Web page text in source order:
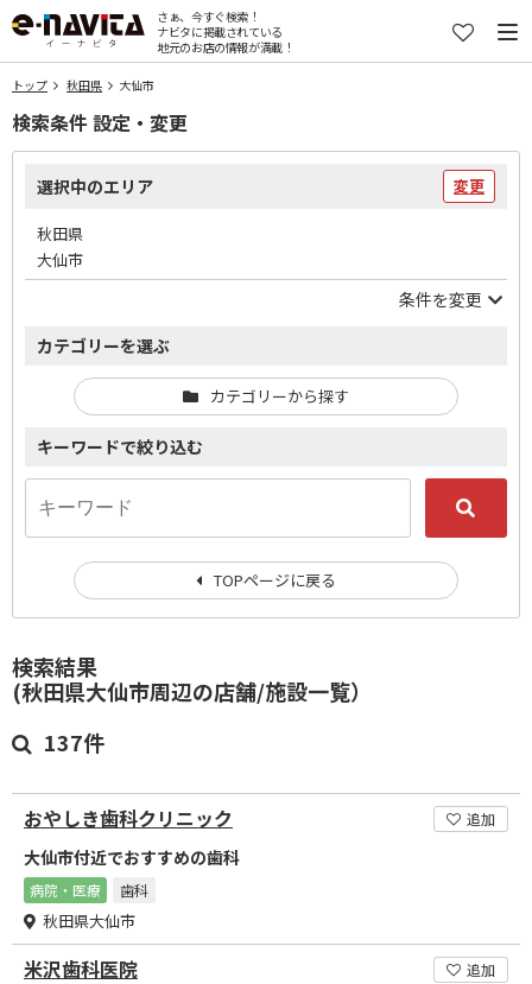
さぁ、今すぐ検索！
ナビタに掲載されている
地元のお店の情報が満載！
トップ 秋田県 大仙市
検索結果
(秋田県大仙市周辺の店舗/施設一覧）
137件
おやしき歯科クリニック 追加
大仙市付近でおすすめの歯科
病院・医療 歯科
秋田県大仙市
米沢歯科医院 追加
検索条件 設定・変更
選択中のエリア 変更
秋田県
大仙市
条件を変更
カテゴリーを選ぶ
カテゴリーから探す
キーワードで絞り込む
TOPページに戻る